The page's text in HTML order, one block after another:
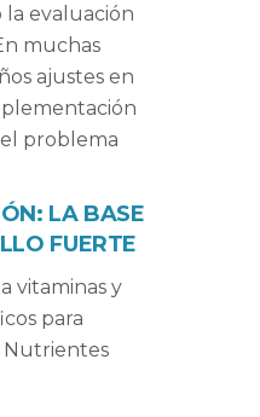
la evaluación
muchas
ajustes en
problema
LA BASE
FUERTE
vitaminas y
para
Nutrientes